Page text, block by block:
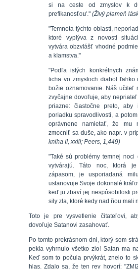
si na ceste od zmyslov k
prefíkanosťou'." (Živý plameň
"Temnota týchto oblastí,
ktoré vyplýva z novosti
vytvára obzvlášť vhodné
a klamstva."
"Podľa istých konkrétnych
ticha vo zmysloch diabol ľahko
božie oznamovanie. Náš učiteľ
zvyčajne dovoľuje, aby
priazne: čiastočne preto,
poriadku spravodlivosti, a
oprávnene namietať, že mu
zmocniť sa duše, ako napr. v
kniha II, xxiii; Peers, 1,449)
"Také sú problémy temnej
vytvárajú. Táto noc, ktorá
zápasom, je usporiadaná
ustanovuje Svoje dokonalé
keď ju zbaví jej nespôsobilosti
sily zla, ktoré kedy nad ňou mali
Toto je pre vysvetlenie čitateľovi,
dovoľuje Satanovi zasahovať.
Po tomto prekrásnom dni, ktorý som
pekla vyhrnulo všetko zlo! Satan ma
Keď som to počula prvýkrát, znelo to
hlas. Zdalo sa, že ten rev hovorí: